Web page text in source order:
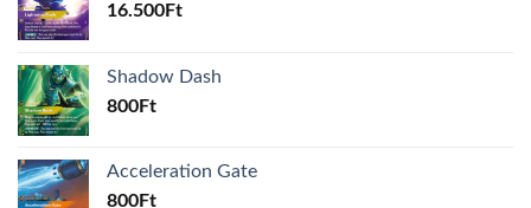
16.500Ft
Shadow Dash
800Ft
Acceleration Gate
800Ft